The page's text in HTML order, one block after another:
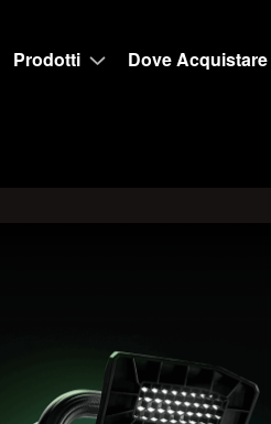
Prodotti Dove Acquistare